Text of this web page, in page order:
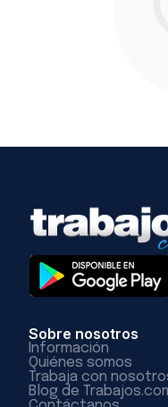
Sobre nosotros
Información
Quiénes somos
Trabaja con
Blog de